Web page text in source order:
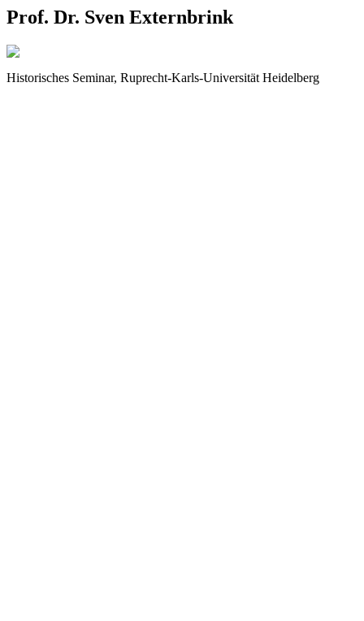
Prof. Dr. Sven Externbrink
Historisches Seminar, Ruprecht-Karls-Universität Heidelberg